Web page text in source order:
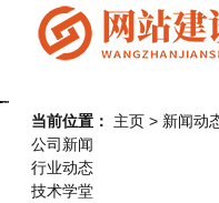
当前位置： 主页 > 新闻动
公司新闻
行业动态
技术学堂